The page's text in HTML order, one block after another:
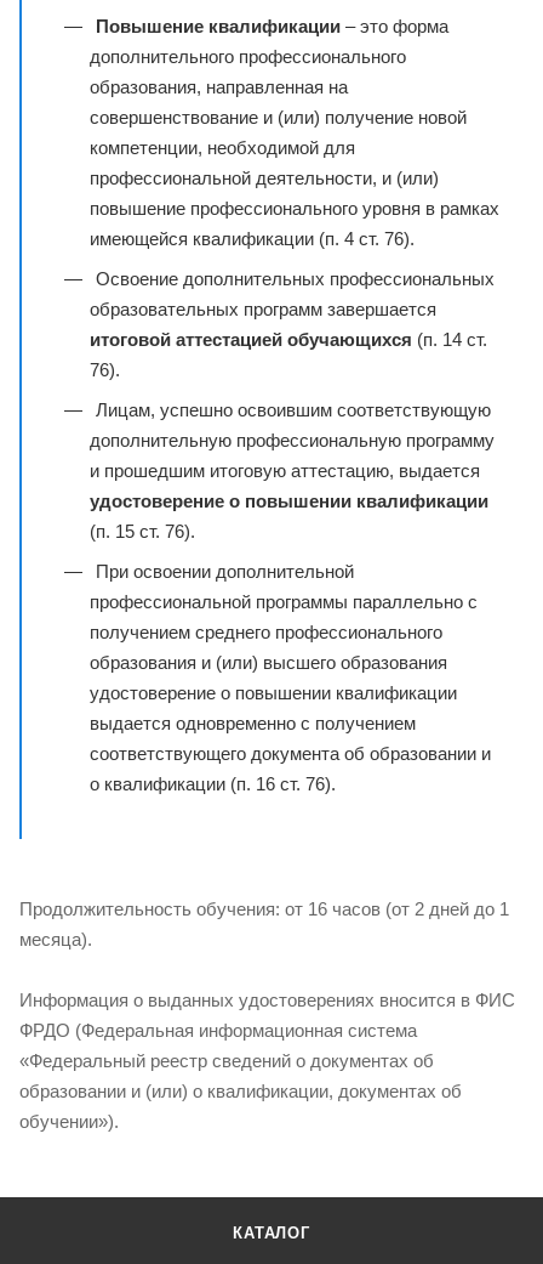
Повышение квалификации – это форма
дополнительного профессионального
образования, направленная на
совершенствование и (или) получение новой
компетенции, необходимой для
профессиональной деятельности, и (или)
повышение профессионального уровня в рамках
имеющейся квалификации (п. 4 ст. 76).
Освоение дополнительных профессиональных
образовательных программ завершается
итоговой аттестацией обучающихся (п. 14 ст.
76).
Лицам, успешно освоившим соответствующую
дополнительную профессиональную программу
и прошедшим итоговую аттестацию, выдается
удостоверение о повышении квалификации
(п. 15 ст. 76).
При освоении дополнительной
профессиональной программы параллельно с
получением среднего профессионального
образования и (или) высшего образования
удостоверение о повышении квалификации
выдается одновременно с получением
соответствующего документа об образовании и
о квалификации (п. 16 ст. 76).
Продолжительность обучения: от 16 часов (от 2 дней до 1
месяца).
Информация о выданных удостоверениях вносится в ФИС
ФРДО (Федеральная информационная система
«Федеральный реестр сведений о документах об
образовании и (или) о квалификации, документах об
обучении»).
КАТАЛОГ